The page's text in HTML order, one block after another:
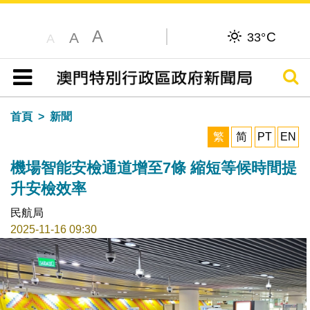
A A A 33°C
目錄
搜尋
首頁
新聞
繁
简 PT EN
機場智能安檢通道增至7條 縮短等候時間提
升安檢效率
民航局
2025-11-16 09:30